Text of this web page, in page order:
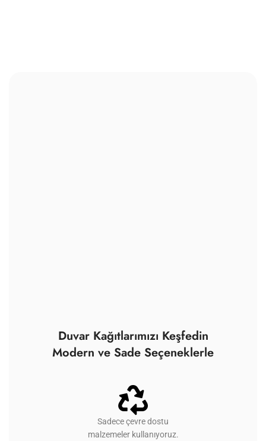
Duvar Kağıtlarımızı Keşfedin
Modern ve Sade Seçeneklerle
Sadece çevre dostu
malzemeler kullanıyoruz.